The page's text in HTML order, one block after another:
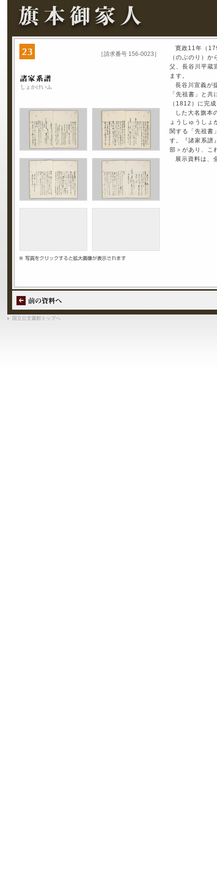
［請求番号 156-0023］
寛政11年（
（のぶのり）
父、長谷川平蔵
ます。
長谷川宣義が
「先祖書」と
（1812）に完成
した大名旗本
ょうしゅうしょ
関する「先祖書
す。『諸家系譜
部＞があり、こ
展示資料は、
国立公文書館トップへ